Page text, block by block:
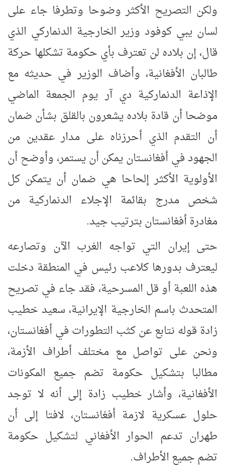
ولكن التصريح الأكثر وضوحا وتطرفا جاء على
لسان يبي كوفود وزير الخارجية الدنماركي الذي
قال، إن بلاده لن تعترف بأي حكومة تشكلها حركة
طالبان الأفغانية، وأضاف الوزير في حديثه مع
الإذاعة الدنماركية دي آر يوم الجمعة الماضي
موضحا أن قادة بلاده يشعرون بالقلق بشأن ضمان
أن التقدم الذي أحرزناه على مدار عقدين من
الجهود في أفغانستان يمكن أن يستمر، وأوضح أن
الأولوية الأكثر إلحاحا هي ضمان أن يتمكن كل
شخص مدرج بقائمة الإجلاء الدنماركية من
مغادرة أفغانستان بترتيب جيد.
حتى إيران التي تواجه الغرب الآن وتصارعه
ليعترف بدورها كلاعب رئيس في المنطقة دخلت
هذه اللعبة أو قل المسرحية، فقد جاء في تصريح
المتحدث باسم الخارجية الإيرانية، سعيد خطيب
زادة قوله نتابع عن كثب التطورات في أفغانستان،
ونحن على تواصل مع مختلف أطراف الأزمة،
مطالبا بتشكيل حكومة تضم جميع المكونات
الأفغانية، وأشار خطيب زادة إلى أنه لا توجد
حلول عسكرية لازمة أفغانستان، لافتا إلى أن
طهران تدعم الحوار الأفغاني لتشكيل حكومة
تضم جميع الأطراف.